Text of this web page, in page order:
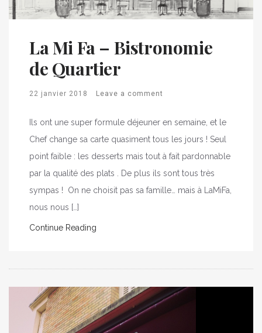
La Mi Fa – Bistronomie
de Quartier
22 janvier 2018 Leave a comment
Ils ont une super formule déjeuner en semaine, et le
Chef change sa carte quasiment tous les jours ! Seul
point faible : les desserts mais tout à fait pardonnable
par la qualité des plats . De plus ils sont tous très
sympas ! On ne choisit pas sa famille… mais à LaMiFa,
nous nous […]
Continue Reading